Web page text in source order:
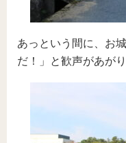
あっという間に、お
だ！」と歓声があがり